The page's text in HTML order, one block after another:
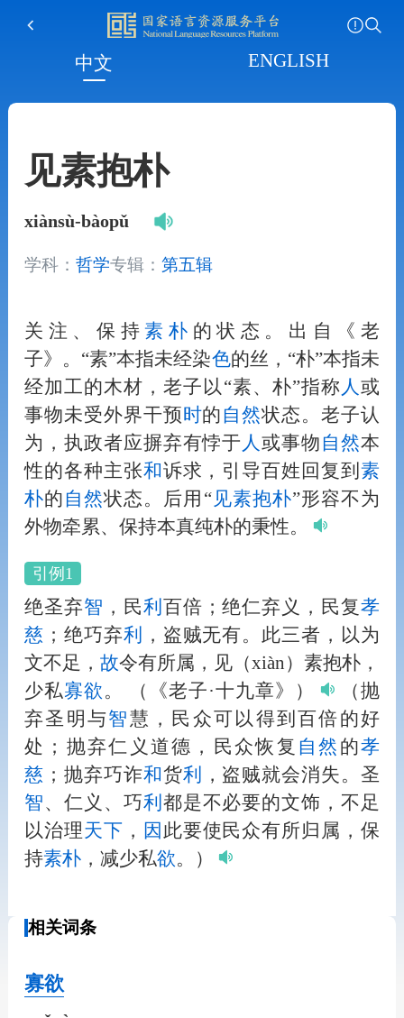
中文 ENGLISH
见素抱朴
xiànsù-bàopǔ
学科： 哲学专辑： 第五辑
关注、保持素朴 的状态。出自《老
子》。“素”本指未经染色的丝，“朴”本指未
经加工的木材，老子以“素、朴”指称 人或
事物未受外界干预 时的自然状态。老子认
为，执政者应摒弃有悖于 人或事物自然本
性的各种主张和诉求，引导百姓回复到素
朴的自然状态。后用“见素抱朴”形容不为
外物牵累、保持本真纯朴的秉性。
引例1
绝圣弃智 ，民利 百倍；绝仁弃义，民复孝
慈 ；绝巧弃利
，盗贼无有。此三者，以为
文不足， 故令有所属，见（xiàn）素抱朴，
少私寡欲。 （《老子·十九章》）
（抛
弃圣明与智慧，民众可以得到百倍的好
处；抛弃仁义道德，民众恢复 自然 的孝
慈 ；抛弃巧诈和货利
，盗贼就会消失。圣
智、仁义、巧利 都是不必要的文饰，不足
以治理天下 ， 因 此要使民众有所归属，保
持素朴，减少私欲。）
相关词条
寡欲